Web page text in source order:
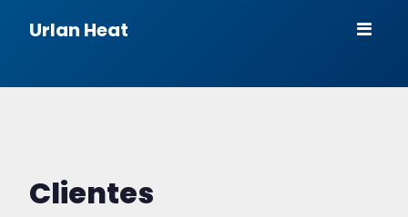
Urlan Heat
Clientes